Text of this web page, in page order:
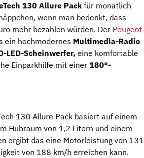
130 Allure Pack für monatlich
wenn man bedenkt, dass
mehr bezahlen würden. Der Peugeot
ein hochmodernes Multimedia-Radio
LED-Scheinwerfer, eine komfortable
Einparkhilfe mit einer 180°-
130 Allure Pack basiert auf einem
Hubraum von 1,2 Litern und einem
ergibt das eine Motorleistung von 131
von 188 km/h erreichen kann.